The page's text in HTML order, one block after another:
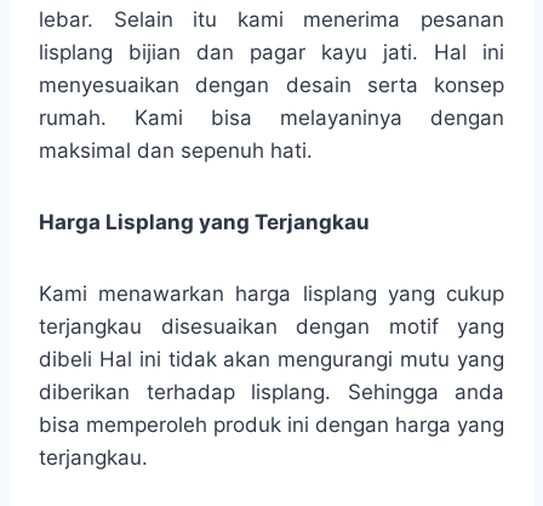
lebar. Selain itu kami menerima pesanan
lisplang bijian dan pagar kayu jati. Hal ini
menyesuaikan dengan desain serta konsep
rumah. Kami bisa melayaninya dengan
maksimal dan sepenuh hati.
Harga Lisplang yang Terjangkau
Kami menawarkan harga lisplang yang cukup
terjangkau disesuaikan dengan motif yang
dibeli Hal ini tidak akan mengurangi mutu yang
diberikan terhadap lisplang. Sehingga anda
bisa memperoleh produk ini dengan harga yang
terjangkau.